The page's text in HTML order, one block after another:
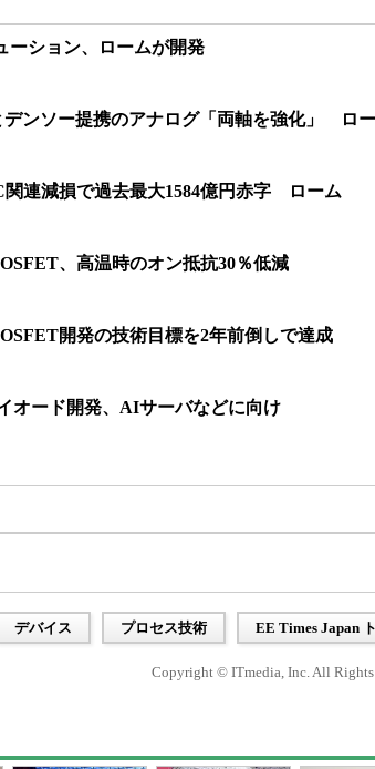
ーション、ロームが開発
デンソー提携のアナログ「両軸を強化」 ロ
関連減損で過去最大1584億円赤字 ローム
、高温時のオン抵抗30％低減
開発の技術目標を2年前倒しで達成
オード開発、AIサーバなどに向け
デバイス プロセス技術 EE Times Japan
Copyright © ITmedia, Inc. All Rights